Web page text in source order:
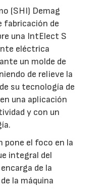
(SHI) Demag
fabricación de
una IntElect S
eléctrica
un molde de
de relieve la
su tecnología de
una aplicación
y con un
pone el foco en la
integral del
de la
la máquina